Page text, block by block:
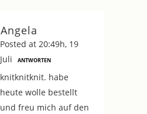
Angela
Posted at 20:49h, 19
Juli
ANTWORTEN
knitknitknit. habe
heute wolle bestellt
und freu mich auf den